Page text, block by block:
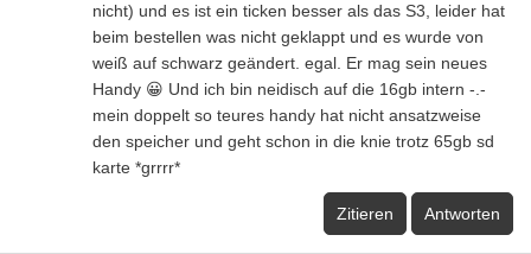
nicht) und es ist ein ticken besser als das S3, leider hat
beim bestellen was nicht geklappt und es wurde von
weiß auf schwarz geändert. egal. Er mag sein neues
Handy 😀 Und ich bin neidisch auf die 16gb intern -.-
mein doppelt so teures handy hat nicht ansatzweise
den speicher und geht schon in die knie trotz 65gb sd
karte *grrrr*
Zitieren Antworten